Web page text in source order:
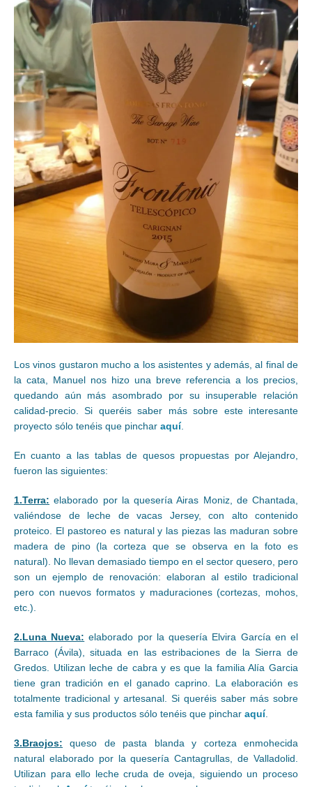
Los vinos gustaron mucho a los asistentes y además, al final de
la cata, Manuel nos hizo una breve referencia a los precios,
quedando aún más asombrado por su insuperable relación
calidad-precio. Si queréis saber más sobre este interesante
proyecto sólo tenéis que pinchar aquí.
En cuanto a las tablas de quesos propuestas por Alejandro,
fueron las siguientes:
1.Terra: elaborado por la quesería Airas Moniz, de Chantada,
valiéndose de leche de vacas Jersey, con alto contenido
proteico. El pastoreo es natural y las piezas las maduran sobre
madera de pino (la corteza que se observa en la foto es
natural). No llevan demasiado tiempo en el sector quesero, pero
son un ejemplo de renovación: elaboran al estilo tradicional
pero con nuevos formatos y maduraciones (cortezas, mohos,
etc.).
2.Luna Nueva: elaborado por la quesería Elvira García en el
Barraco (Ávila), situada en las estribaciones de la Sierra de
Gredos. Utilizan leche de cabra y es que la familia Alía Garcia
tiene gran tradición en el ganado caprino. La elaboración es
totalmente tradicional y artesanal. Si queréis saber más sobre
esta familia y sus productos sólo tenéis que pinchar aquí.
3.Braojos: queso de pasta blanda y corteza enmohecida
natural elaborado por la quesería Cantagrullas, de Valladolid.
Utilizan para ello leche cruda de oveja, siguiendo un proceso